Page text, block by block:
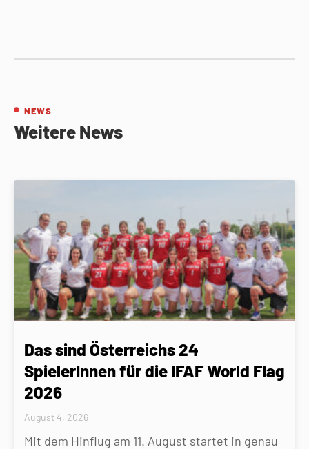
NEWS
Weitere News
Das sind Österreichs 24
SpielerInnen für die IFAF World Flag
2026
August 4, 2026
Mit dem Hinflug am 11. August startet in genau